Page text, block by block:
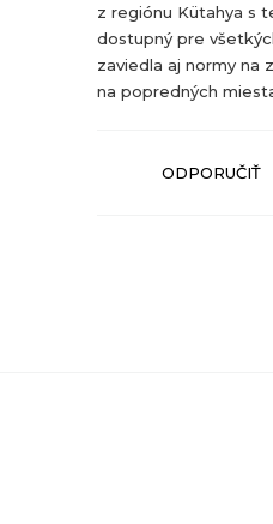
z regiónu Kütahya s
dostupný pre
zaviedla aj normy na
na popredných
ODPORUČIŤ